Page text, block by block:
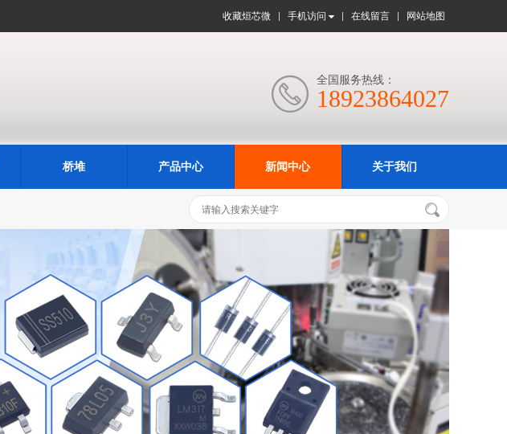
收藏烜芯微 手机访问 在线留言 网站地图
 全国服务热线：
18923864027
桥堆 产品中心 新闻中心 关于我们